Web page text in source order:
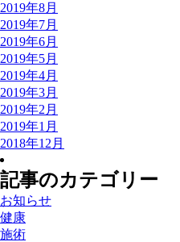
2019年8月
2019年7月
2019年6月
2019年5月
2019年4月
2019年3月
2019年2月
2019年1月
2018年12月
記事のカテゴリー
お知らせ
健康
施術